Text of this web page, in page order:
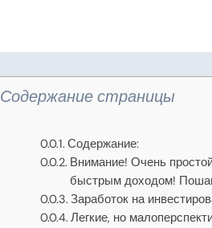
Содержание страницы
Содержание:
Внимание! Очень
быстрым доходом!
Заработок на
Легкие, но